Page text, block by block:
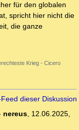
für den globalen
spricht hier nicht die
die ganze
Krieg - Cicero
Feed dieser Diskussion
nereus, 12.06.2025,